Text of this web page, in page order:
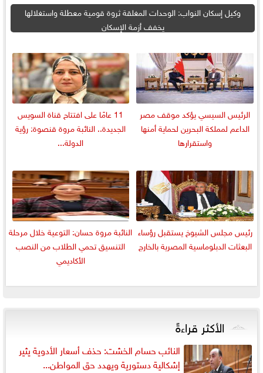
وكيل إسكان النواب: الوحدات المغلقة ثروة قومية معطلة واستغلالها
يخفف أزمة الإسكان
الرئيس السيسي يؤكد موقف مصر
الداعم لمملكة البحرين لحماية أمنها
واستقرارها
11 عامًا على افتتاح قناة السويس
الجديدة.. النائبة مروة قنصوة: رؤية
الدولة...
رئيس مجلس الشيوخ يستقبل رؤساء
البعثات الدبلوماسية المصرية بالخارج
النائبة مروة حسان: التوعية خلال مرحلة
التنسيق تحمي الطلاب من النصب
الأكاديمي
الأكثر قراءةً
النائب حسام الخشت: حذف أسعار الأدوية يثير
إشكالية دستورية ويهدد حق المواطن...